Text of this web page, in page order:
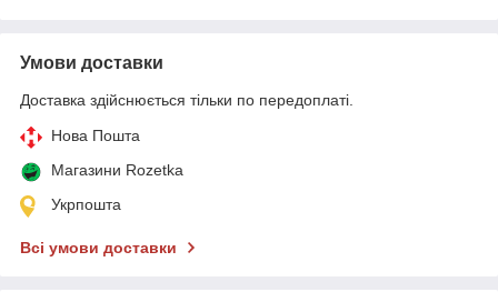
Умови доставки
Доставка здійснюється тільки по передоплаті.
Нова Пошта
Магазини Rozetka
Укрпошта
Всі умови доставки